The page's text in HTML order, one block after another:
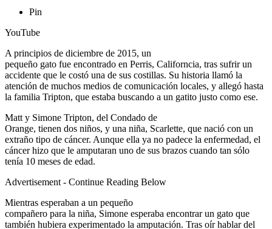
Pin
YouTube
A principios de diciembre de 2015, un
pequeño gato fue encontrado en Perris, Californcia, tras sufrir un
accidente que le costó una de sus costillas. Su historia llamó la
atención de muchos medios de comunicación locales, y allegó hasta
la familia Tripton, que estaba buscando a un gatito justo como ese.
Matt y Simone Tripton, del Condado de
Orange, tienen dos niños, y una niña, Scarlette, que nació con un
extraño tipo de cáncer. Aunque ella ya no padece la enfermedad, el
cáncer hizo que le amputaran uno de sus brazos cuando tan sólo
tenía 10 meses de edad.
Advertisement - Continue Reading Below
Mientras esperaban a un pequeño
compañero para la niña, Simone esperaba encontrar un gato que
también hubiera experimentado la amputación. Tras oír hablar del